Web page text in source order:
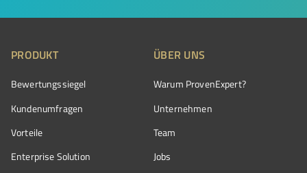
PRODUKT
Bewertungssiegel
Kundenumfragen
Vorteile
Enterprise Solution
ÜBER UNS
Warum ProvenExpert?
Unternehmen
Team
Jobs